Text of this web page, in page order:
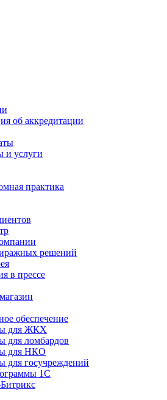
об аккредитации
и услуги
практика
решений
в прессе
обеспечение
для ЖКХ
для ломбардов
для НКО
для госучреждений
1С